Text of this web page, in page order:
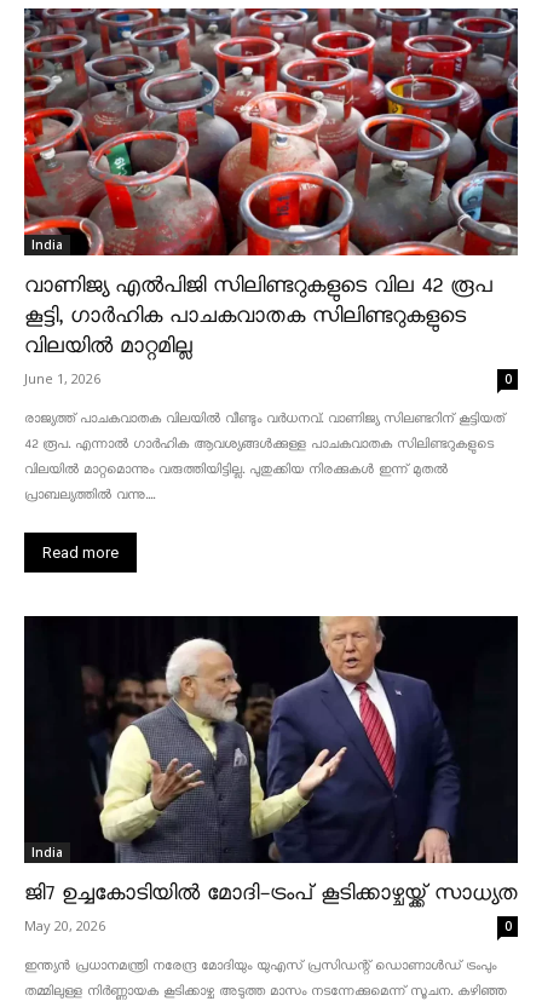
India
വാണിജ്യ എൽപിജി സിലിണ്ടറുകളുടെ വില 42 രൂപ
കൂട്ടി, ഗാർഹിക പാചകവാതക സിലിണ്ടറുകളുടെ
വിലയിൽ മാറ്റമില്ല
June 1, 2026 0
രാജ്യത്ത് പാചകവാതക വിലയിൽ വീണ്ടും വർധനവ്. വാണിജ്യ സിലണ്ടറിന് കൂട്ടിയത്
42 രൂപ. എന്നാൽ ഗാർഹിക ആവശ്യങ്ങൾക്കുള്ള പാചകവാതക സിലിണ്ടറുകളുടെ
വിലയിൽ മാറ്റമൊന്നും വരുത്തിയിട്ടില്ല. പുതുക്കിയ നിരക്കുകൾ ഇന്ന് മുതൽ
പ്രാബല്യത്തിൽ വന്നു....
Read more
India
ജി7 ഉച്ചകോടിയിൽ മോദി-ട്രംപ് കൂടിക്കാഴ്ചയ്ക്ക് സാധ്യത
May 20, 2026 0
ഇന്ത്യൻ പ്രധാനമന്ത്രി നരേന്ദ്ര മോദിയും യുഎസ് പ്രസിഡന്റ് ഡൊണാൾഡ് ട്രംപും
തമ്മിലുള്ള നിർണ്ണായക കൂടിക്കാഴ്ച അടുത്ത മാസം നടന്നേക്കുമെന്ന് സൂചന. കഴിഞ്ഞ